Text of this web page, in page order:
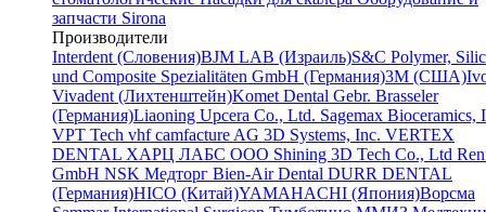
запчасти Sirona
Производители
Interdent (Словения)BJM LAB (Израиль)S&C Polymer,
und Composite Spezialitäten GmbH (Германия)3M (США)
Vivadent (Лихтенштейн)Komet Dental Gebr. Brasseler
(Германия)Liaoning Upcera Co., Ltd. Sagemax Bioceramics,
VPT Tech vhf camfacture AG 3D Systems, Inc. VERTEX
DENTAL ХАРЦ ЛАБС ООО Shining 3D Tech Co., Ltd
GmbH NSK Медторг Bien-Air Dental DURR DENTAL
(Германия)HICO (Китай)YAMAHACHI (Япония)Ворсма